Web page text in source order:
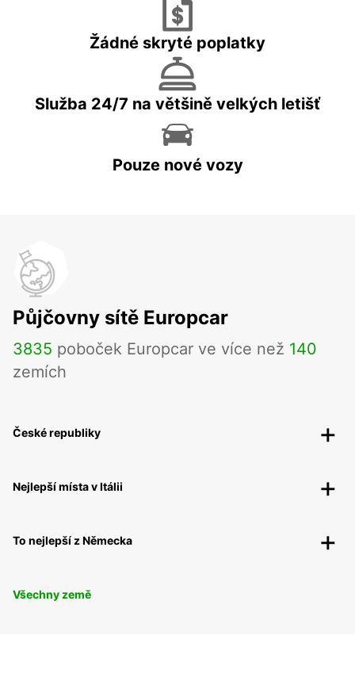
Žádné skryté poplatky
Služba 24/7 na většině velkých letišť
Pouze nové vozy
Půjčovny sítě Europcar
3835 poboček Europcar ve více než 140
zemích
České republiky
Nejlepší místa v Itálii
To nejlepší z Německa
Všechny země